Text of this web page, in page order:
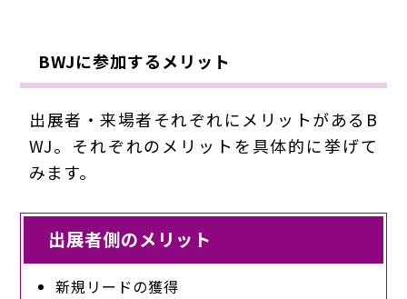
BWJに参加するメリット
出展者・来場者それぞれにメリットがあるB
WJ。それぞれのメリットを具体的に挙げて
みます。
出展者側のメリット
新規リードの獲得